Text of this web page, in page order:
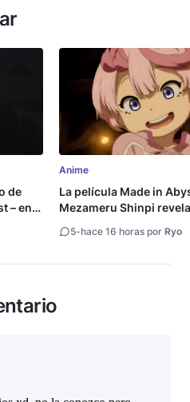
de
– end
Anime
La película Made in
Mezameru Shinpi
5-hace 16 horas por Ryo